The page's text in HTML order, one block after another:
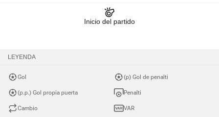
Inicio del partido
LEYENDA
Gol
(p.p.) Gol propia puerta
Cambio
(p) Gol de penalti
Penalti
VAR